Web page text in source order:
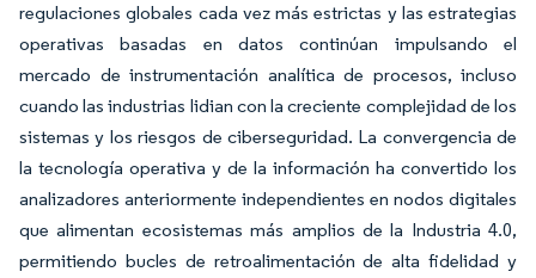
regulaciones globales cada vez más estrictas y las estrategias
operativas basadas en datos continúan impulsando el
mercado de instrumentación analítica de procesos, incluso
cuando las industrias lidian con la creciente complejidad de los
sistemas y los riesgos de ciberseguridad. La convergencia de
la tecnología operativa y de la información ha convertido los
analizadores anteriormente independientes en nodos digitales
que alimentan ecosistemas más amplios de la Industria 4.0,
permitiendo bucles de retroalimentación de alta fidelidad y